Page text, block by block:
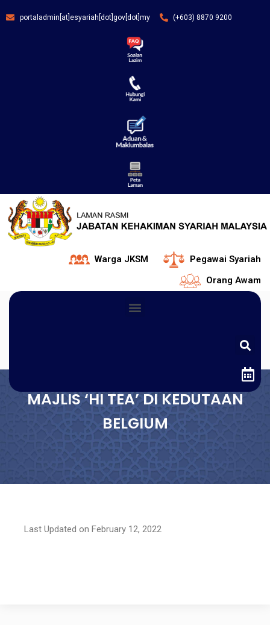
portaladmin[at]esyariah[dot]gov[dot]my (+603) 8870 9200
Warga JKSM
Pegawai Syariah
Orang Awam
MAJLIS ‘HI TEA’ DI KEDUTAAN
BELGIUM
Last Updated on February 12, 2022